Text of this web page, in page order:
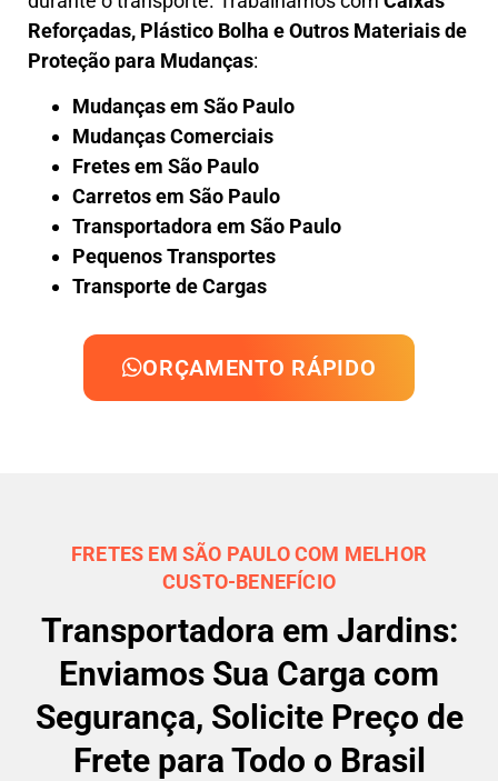
Reforçadas, Plástico Bolha e Outros Materiais de
Proteção para Mudanças:
Mudanças em São Paulo
Mudanças Comerciais
Fretes em São Paulo
Carretos em São Paulo
Transportadora em São Paulo
Pequenos Transportes
Transporte de Cargas
ORÇAMENTO RÁPIDO
FRETES EM SÃO PAULO COM MELHOR
CUSTO-BENEFÍCIO
Transportadora em Jardins:
Enviamos Sua Carga com
Segurança, Solicite Preço de
Frete para Todo o Brasil